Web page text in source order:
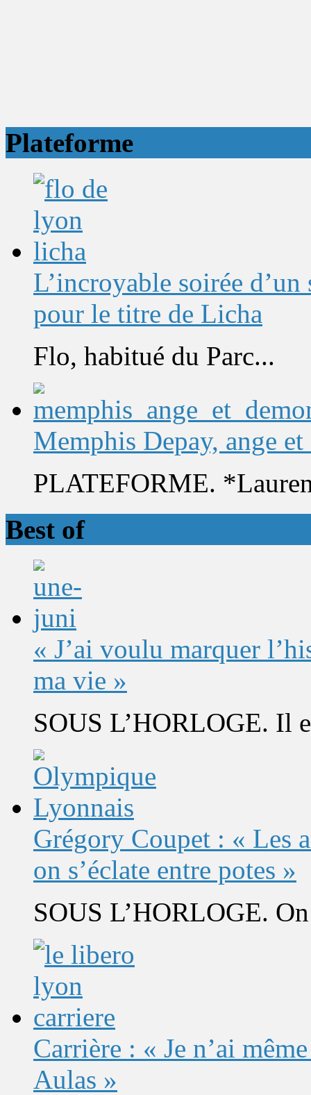
Plateforme
L’incroyable soirée
pour le titre de Licha
Flo, habitué du Parc...
Memphis Depay, ange et
PLATEFORME.
Best of
« J’ai voulu marquer
ma vie »
SOUS L’HORLOGE. Il
Grégory Coupet : « Les
on s’éclate entre potes »
SOUS L’HORLOGE.
Carrière : « Je n’ai
Aulas »